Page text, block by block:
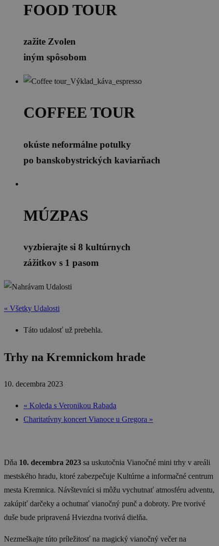
FOOD TOUR
zažite Zvolen
iným spôsobom
COFFEE TOUR
okúste neformálne potulky
po banskobystrických kaviarňach
MÚZPAS
vyzbierajte si 8 kultúrnych
zážitkov s 1 pasom
« Všetky Udalosti
Táto udalosť už prebehla.
Trhy na Kremnickom hrade
10. decembra 2023
« Koleda s Veronikou Rabada
Charitatívny koncert Vianoce u Gregora »
Dňa 10. decembra 2023 sa uskutočnia Vianočné mini trhy v areáli
mestského hradu, ktoré zabezpečuje Kultúrne a informačné centrum
mesta Kremnica. Návštevníci si môžu vychutnať atmosféru adventu,
zakúpiť darčeky a ochutnať vianočný punč a dobroty. Pre tvorivé
duše bude pripravená Hviezdna tvorivá dielňa.
Nezmeškajte túto príležitosť na magický vianočný večer na